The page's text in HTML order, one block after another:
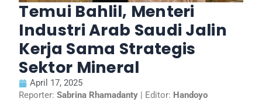
Temui Bahlil, Menteri
Industri Arab Saudi Jalin
Kerja Sama Strategis
Sektor Mineral
April 17, 2025
Reporter:Sabrina Rhamadanty | Editor: Handoyo